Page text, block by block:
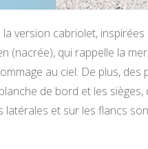
version cabriolet,
(nacrée), qui rappelle la
au ciel. De plus,
de bord et les sièges,
et sur les flancs